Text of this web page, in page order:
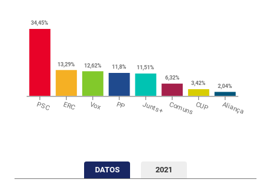
PSC ERC Vox PP Junts+ Comuns CUP Aliança
34,45%
13,29% 12,62% 11,8% 11,51%
6,32%
3,42% 2,04%
DATOS 2021